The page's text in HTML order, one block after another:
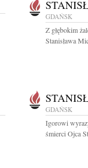
GDAŃSK
Z głębokim
Stanisława
GDAŃSK
Igorowi
śmierci Ojca